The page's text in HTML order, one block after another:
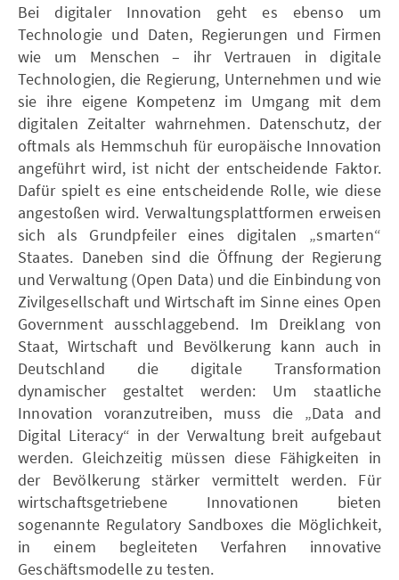
Bei digitaler Innovation geht es ebenso um
Technologie und Daten, Regierungen und Firmen
wie um Menschen – ihr Vertrauen in digitale
Technologien, die Regierung, Unternehmen und wie
sie ihre eigene Kompetenz im Umgang mit dem
digitalen Zeitalter wahrnehmen. Datenschutz, der
oftmals als Hemmschuh für europäische Innovation
angeführt wird, ist nicht der entscheidende Faktor.
Dafür spielt es eine entscheidende Rolle, wie diese
angestoßen wird. Verwaltungsplattformen erweisen
sich als Grundpfeiler eines digitalen „smarten“
Staates. Daneben sind die Öffnung der Regierung
und Verwaltung (Open Data) und die Einbindung von
Zivilgesellschaft und Wirtschaft im Sinne eines Open
Government ausschlaggebend. Im Dreiklang von
Staat, Wirtschaft und Bevölkerung kann auch in
Deutschland die digitale Transformation
dynamischer gestaltet werden: Um staatliche
Innovation voranzutreiben, muss die „Data and
Digital Literacy“ in der Verwaltung breit aufgebaut
werden. Gleichzeitig müssen diese Fähigkeiten in
der Bevölkerung stärker vermittelt werden. Für
wirtschaftsgetriebene Innovationen bieten
sogenannte Regulatory Sandboxes die Möglichkeit,
in einem begleiteten Verfahren innovative
Geschäftsmodelle zu testen.